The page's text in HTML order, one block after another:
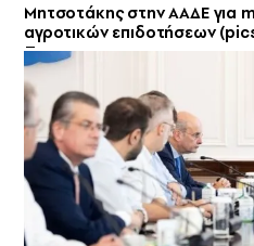
Μητσοτάκης στην ΑΑΔΕ για
αγροτικών επιδοτήσεων